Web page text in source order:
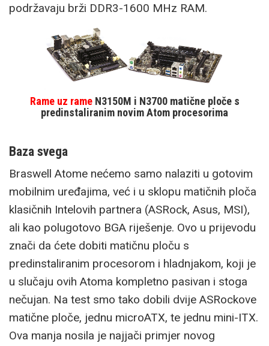
podržavaju brži DDR3-1600 MHz RAM.
Rame uz rameN3150M i N3700 matične ploče s
predinstaliranim novim Atom procesorima
Baza svega
Braswell Atome nećemo samo nalaziti u gotovim
mobilnim uređajima, već i u sklopu matičnih ploča
klasičnih Intelovih partnera (ASRock, Asus, MSI),
ali kao polugotovo BGA riješenje. Ovo u prijevodu
znači da ćete dobiti matičnu ploču s
predinstaliranim procesorom i hladnjakom, koji je
u slučaju ovih Atoma kompletno pasivan i stoga
nečujan. Na test smo tako dobili dvije ASRockove
matične ploče, jednu microATX, te jednu mini-ITX.
Ova manja nosila je najjači primjer novog